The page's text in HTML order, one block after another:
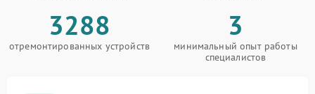
3288
отремонтированных устройств
3
минимальный опыт работы
специалистов